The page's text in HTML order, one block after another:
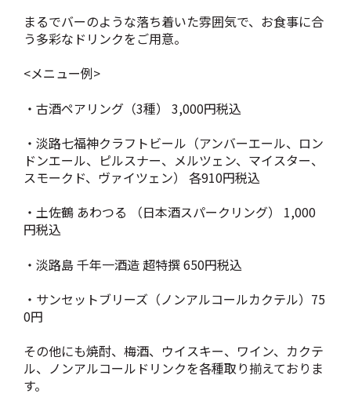
まるでバーのような落ち着いた雰囲気で、お食事に合
う多彩なドリンクをご用意。
<メニュー例>
・古酒ペアリング（3種） 3,000円税込
・淡路七福神クラフトビール（アンバーエール、ロン
ドンエール、ピルスナー、メルツェン、マイスター、
スモークド、ヴァイツェン） 各910円税込
・土佐鶴 あわつる （日本酒スパークリング） 1,000
円税込
・淡路島 千年一酒造 超特撰 650円税込
・サンセットブリーズ（ノンアルコールカクテル）75
0円
その他にも焼酎、梅酒、ウイスキー、ワイン、カクテ
ル、ノンアルコールドリンクを各種取り揃えておりま
す。